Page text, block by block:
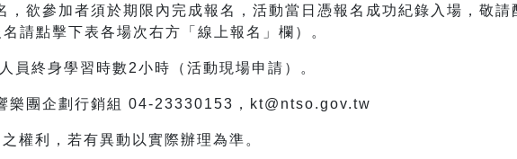
，欲參加者須於期限內完成報名，活動當日憑報名成功紀錄入場，敬請
請點擊下表各場次右方「線上報名」欄）。
員終身學習時數2小時（活動現場申請）。
樂團企劃行銷組 04-23330153，kt@ntso.gov.tw
權利，若有異動以實際辦理為準。